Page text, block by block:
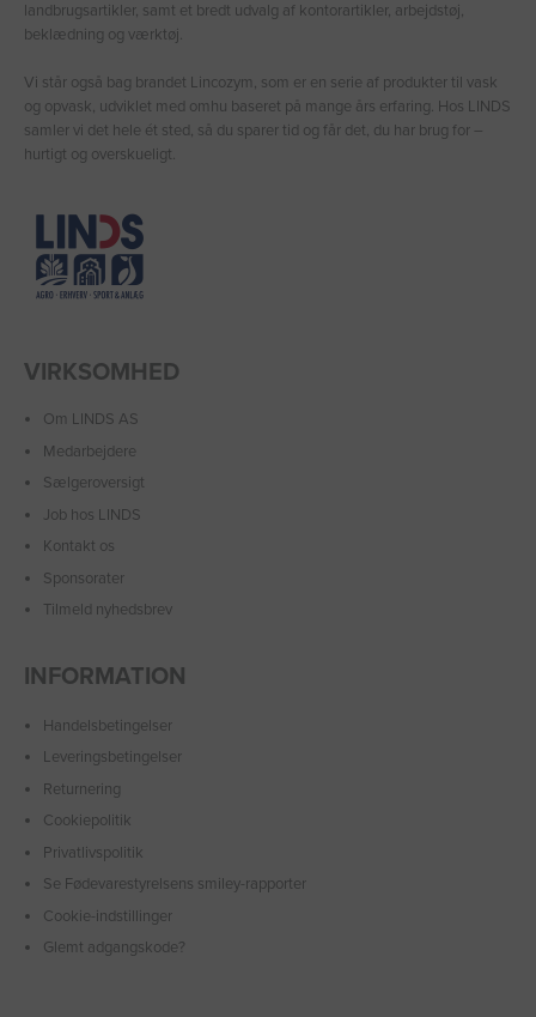
landbrugsartikler, samt et bredt udvalg af kontorartikler, arbejdstøj,
beklædning og værktøj.
Vi står også bag brandet Lincozym, som er en serie af produkter til vask
og opvask, udviklet med omhu baseret på mange års erfaring. Hos LINDS
samler vi det hele ét sted, så du sparer tid og får det, du har brug for –
hurtigt og overskueligt.
VIRKSOMHED
Om LINDS AS
Medarbejdere
Sælgeroversigt
Job hos LINDS
Kontakt os
Sponsorater
Tilmeld nyhedsbrev
INFORMATION
Handelsbetingelser
Leveringsbetingelser
Returnering
Cookiepolitik
Privatlivspolitik
Se Fødevarestyrelsens smiley-rapporter
Cookie-indstillinger
Glemt adgangskode?